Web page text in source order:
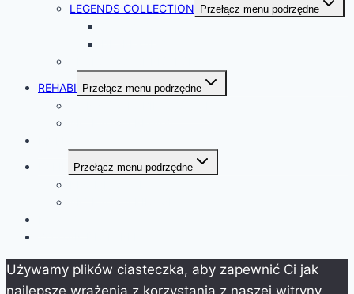
LEGENDS COLLECTION Przełącz menu podrzędne
REHABI Przełącz menu podrzędne
Przełącz menu podrzędne
Używamy plików ciasteczka, aby zapewnić Ci jak
najlepsze wrażenia z korzystania z naszej witryny.